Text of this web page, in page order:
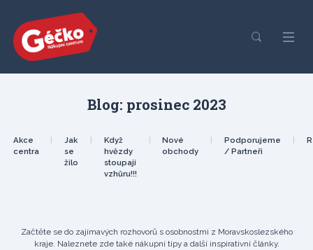
Blog: prosinec 2023
Akce
centra
Jak
se
žilo
Když
hvězdy
stoupají
vzhůru!!!
Nové
obchody
Podporujeme
/ Partneři
Začtěte se do zajímavých rozhovorů s osobnostmi z Moravskoslezského
kraje. Naleznete zde také nákupní tipy a další inspirativní články.